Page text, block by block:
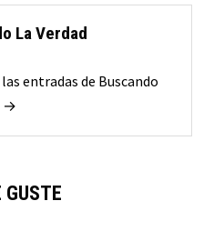
La Verdad
entradas de Buscando
→
GUSTE